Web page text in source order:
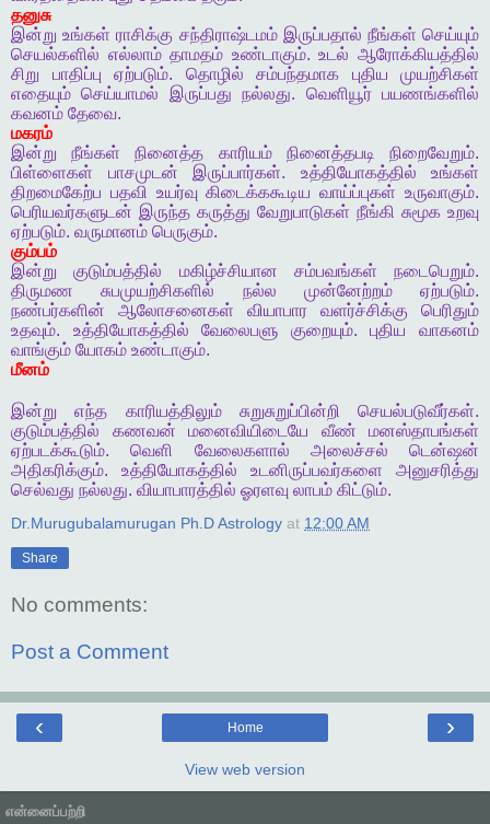
தனுசு
இன்று உங்கள் ராசிக்கு சந்திராஷ்டமம் இருப்பதால் நீங்கள் செய்யும்
செயல்களில் எல்லாம் தாமதம் உண்டாகும்.உடல் ஆரோக்கியத்தில்
சிறு
பாதிப்பு ஏற்படும். தொழில் சம்பந்தமாக புதிய
முயற்சிகள்
எதையும் செய்யாமல் இருப்பது நல்லது. வெளியூர் பயணங்களில்
கவனம் தேவை.
மகரம்
இன்று
நீங்கள் நினைத்த காரியம் நினைத்தபடி நிறைவேறும்.
பிள்ளைகள்
பாசமுடன் இருப்பார்கள். உத்தியோகத்தில்
உங்கள்
திறமைகேற்ப பதவி உயர்வு கிடைக்ககூடிய வாய்ப்புகள் உருவாகும்.
பெரியவர்களுடன் இருந்த கருத்து வேறுபாடுகள் நீங்கி சுமூக உறவு
ஏற்படும். வருமானம் பெருகும்.
கும்பம்
இன்று
குடும்பத்தில் மகிழ்ச்சியான சம்பவங்கள் நடைபெறும்.
திருமண
சுபமுயற்சிகளில் நல்ல முன்னேற்றம் ஏற்படும்.
நண்பர்களின்
ஆலோசனைகள் வியாபார வளர்ச்சிக்கு
பெரிதும்
உதவும். உத்தியோகத்தில் வேலைபளு குறையும்.புதிய
வாகனம்
வாங்கும் யோகம் உண்டாகும்.
மீனம்
இன்று எந்த காரியத்திலும் சுறுசுறுப்பின்றி செயல்படுவீர்கள்.
குடும்பத்தில்
கணவன் மனைவியிடையே வீண்
மனஸ்தாபங்கள்
ஏற்படக்கூடும்.வெளி வேலைகளால் அலைச்சல்
டென்ஷன்
அதிகரிக்கும். உத்தியோகத்தில் உடனிருப்பவர்களை
அனுசரித்து
செல்வது நல்லது. வியாபாரத்தில் ஓரளவு லாபம் கிட்டும்.
Dr.Murugubalamurugan Ph.D Astrology at 12:00 AM
Share
No comments:
Post a Comment
‹ ›
Home
View web version
என்னைப்பற்றி